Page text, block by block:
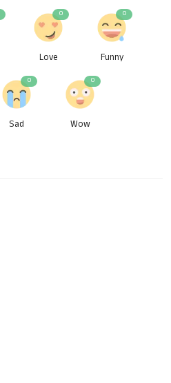
Love
0
Funny
0
Sad
0
Wow
0